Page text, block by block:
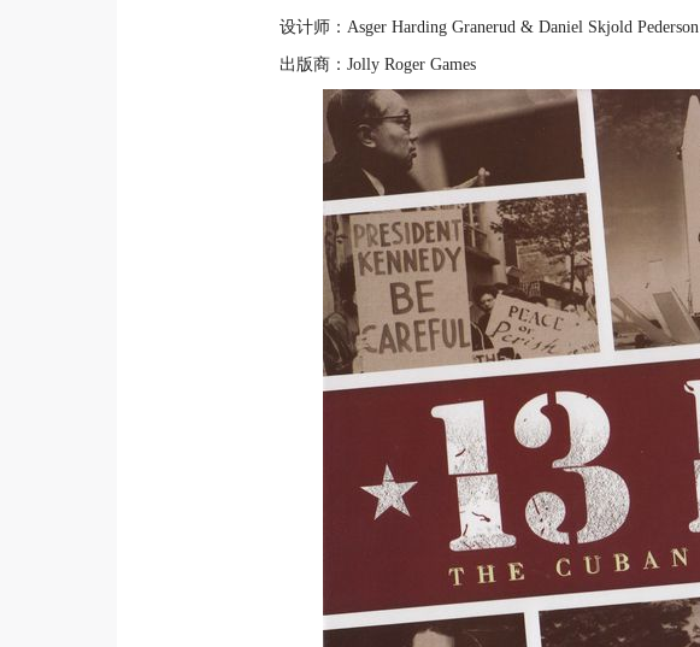
设计师：Asger Harding Granerud & Daniel Skjold Pederson
出版商：Jolly Roger Games